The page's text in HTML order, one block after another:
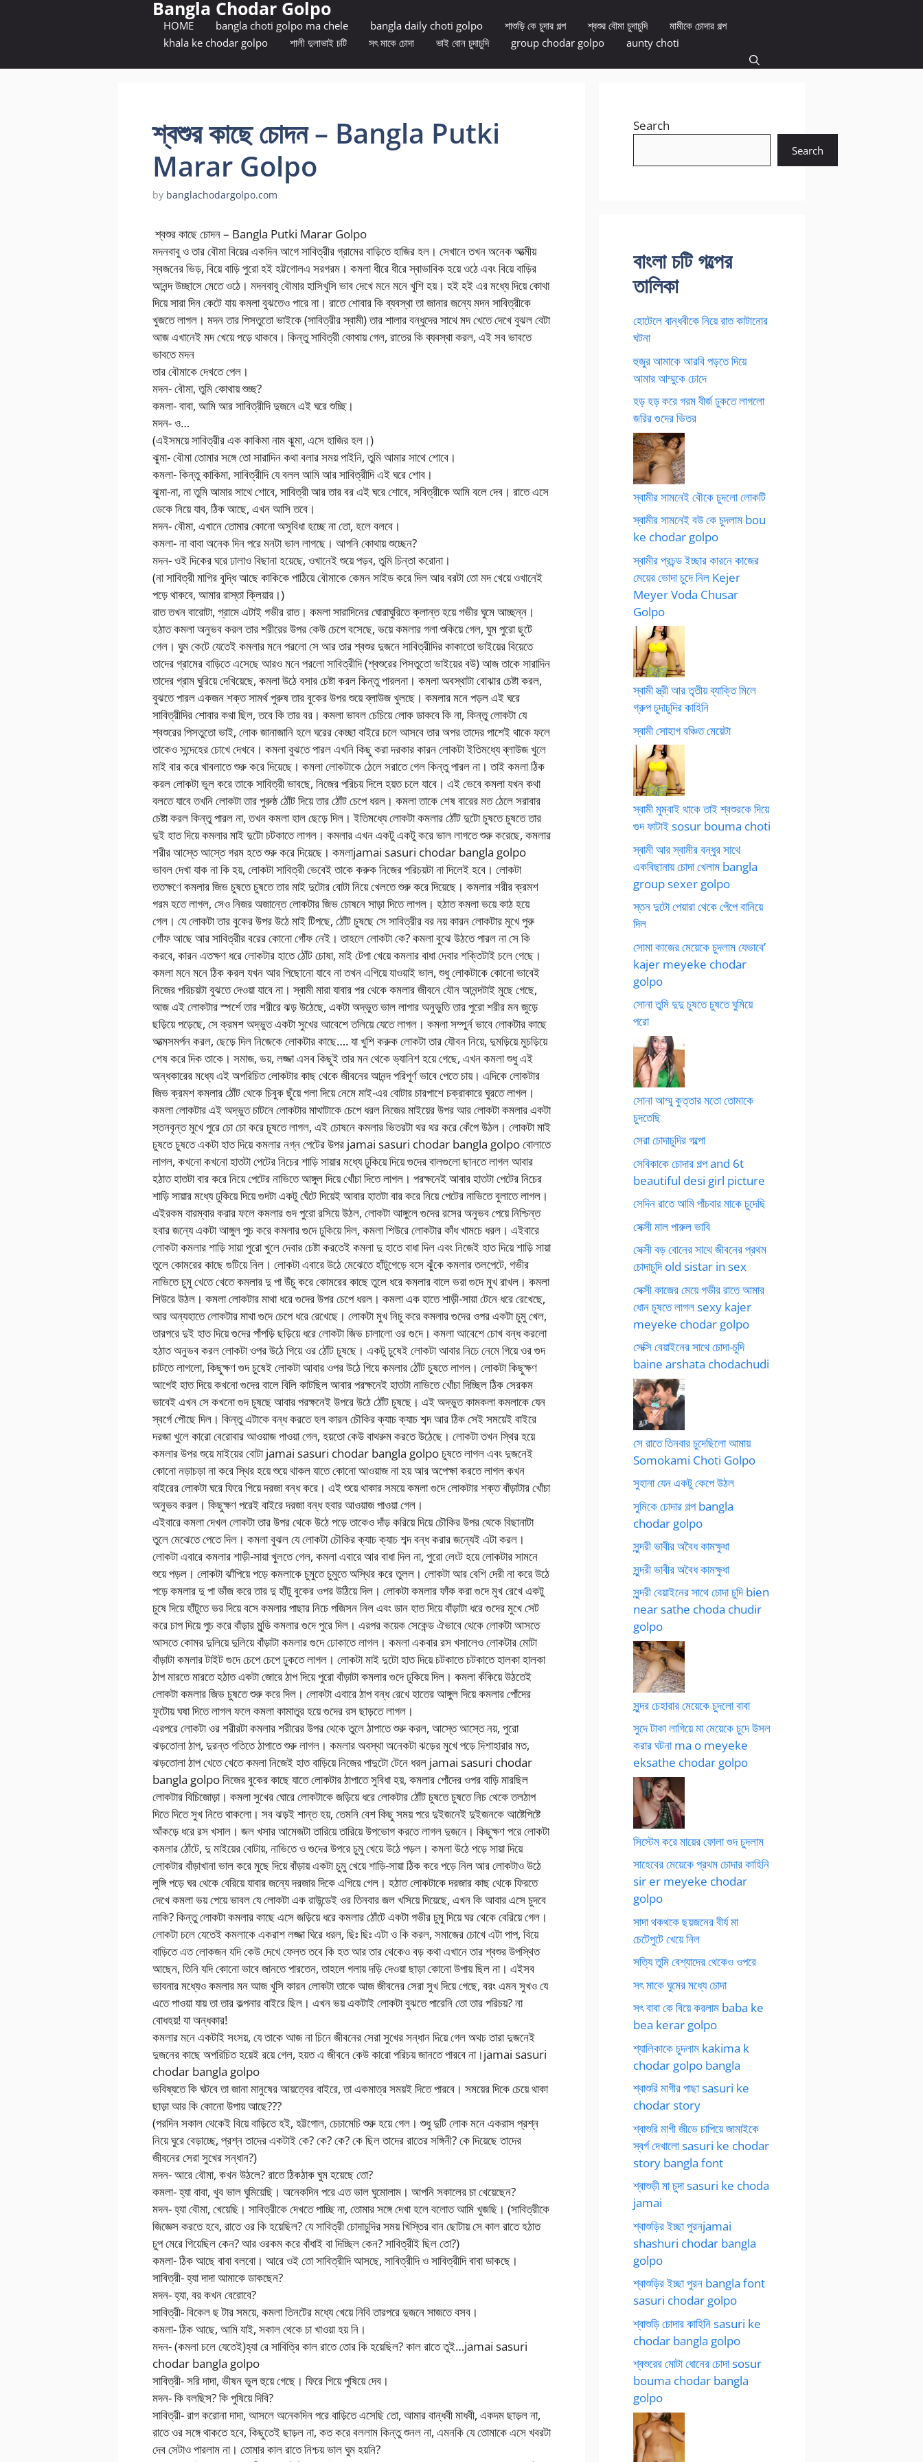
Bangla Chodar Golpo
HOME bangla choti golpo ma chele bangla daily choti golpo শাশুড়ি কে চুদার গল্প শ্বশুর বৌমা চুদাচুদি
মামীকে চোদার গল্প
khala ke chodar golpo
শালী দুলাভাই চটি সৎ মাকে চোদা ভাই বোন চুদাচুদি group chodar golpo aunty choti
শ্বশুর কাছে চোদন – Bangla Putki
Marar Golpo
by banglachodargolpo.com
শ্বশুর কাছে চোদন – Bangla Putki Marar Golpo
মদনবাবু ও তার বৌমা বিয়ের একদিন আগে সাবিত্রীর গ্রামের বাড়িতে হাজির হল। সেখানে তখন অনেক আত্মীয়
স্বজনের ভিড়, বিয়ে বাড়ি পুরো হই হট্টগোলএ সরগরম। কমলা ধীরে ধীরে স্বাভাবিক হয়ে ওঠে এবং বিয়ে বাড়ির
আনন্দ উচ্ছাসে মেতে ওঠে। মদনবাবু বৌমার হাসিখুসি ভাব দেখে মনে মনে খুশি হয়। হই হই এর মধ্যে দিয়ে কোথা
দিয়ে সারা দিন কেটে যায় কমলা বুঝতেও পারে না। রাতে শোবার কি ব্যবস্থা তা জানার জন্যে মদন সাবিত্রীকে
খুজতে লাগল। মদন তার পিসতুতো ভাইকে (সাবিত্রীর স্বামী) তার শালার বন্ধুদের সাথে মদ খেতে দেখে বুঝল বেটা
আজ এখানেই মদ খেয়ে পড়ে থাকবে। কিন্তু সাবিত্রী কোথায় গেল, রাতের কি ব্যবস্থা করল, এই সব ভাবতে
ভাবতে মদন
তার বৌমাকে দেখতে পেল।
মদন- বৌমা, তুমি কোথায় শুচ্ছ?
কমলা- বাবা, আমি আর সাবিত্রীদি দুজনে এই ঘরে শুচ্ছি।
মদন- ও…
(এইসময়ে সাবিত্রীর এক কাকিমা নাম ঝুমা, এসে হাজির হল।)
ঝুমা- বৌমা তোমার সঙ্গে তো সারাদিন কথা বলার সময় পাইনি, তুমি আমার সাথে শোবে।
কমলা- কিন্তু কাকিমা, সাবিত্রীদি যে বলল আমি আর সাবিত্রীদি এই ঘরে শোব।
ঝুমা-না, না তুমি আমার সাথে শোবে, সাবিত্রী আর তার বর এই ঘরে শোবে, সবিত্রীকে আমি বলে দেব। রাতে এসে
ডেকে নিয়ে যাব, ঠিক আছে, এখন আসি তবে।
মদন- বৌমা, এখানে তোমার কোনো অসুবিধা হচ্ছে না তো, হলে বলবে।
কমলা- না বাবা অনেক দিন পরে মনটা ভাল লাগছে। আপনি কোথায় শুচ্ছেন?
মদন- ওই দিকের ঘরে ঢালাও বিছানা হয়েছে, ওখানেই শুয়ে পড়ব, তুমি চিন্তা করোনা।
(না সাবিত্রী মাগির বুদ্ধি আছে কাকিকে পাঠিয়ে বৌমাকে কেমন সাইড করে দিল আর বরটা তো মদ খেয়ে ওখানেই
পড়ে থাকবে, আমার রাস্তা ক্লিয়ার।)
রাত তখন বারোটা, গ্রামে এটাই গভীর রাত। কমলা সারাদিনের ঘোরাঘুরিতে ক্লান্ত হয়ে গভীর ঘুমে আচ্ছন্ন।
হঠাত কমলা অনুভব করল তার শরীরের উপর কেউ চেপে বসেছে, ভয়ে কমলার গলা শুকিয়ে গেল, ঘুম পুরো ছুটে
গেল। ঘুম কেটে যেতেই কমলার মনে পরলো সে আর তার শ্বশুর দুজনে সাবিত্রীদির কাকাতো ভাইয়ের বিয়েতে
তাদের গ্রামের বাড়িতে এসেছে আরও মনে পরলো সাবিত্রীদি (শ্বশুরের পিসতুতো ভাইয়ের বউ) আজ তাকে সারাদিন
তাদের গ্রাম ঘুরিয়ে দেখিয়েছে, কমলা উঠে বসার চেষ্টা করল কিন্তু পারলনা। কমলা অবস্থাটা বোঝার চেষ্টা করল,
বুঝতে পারল একজন শক্ত সামর্থ পুরুষ তার বুকের উপর শুয়ে ব্লাউজ খুলছে। কমলার মনে পড়ল এই ঘরে
সাবিত্রীদির শোবার কথা ছিল, তবে কি তার বর। কমলা ভাবল চেচিয়ে লোক ডাকবে কি না, কিন্তু লোকটা যে
শ্বশুরের পিসতুতো ভাই, লোক জানাজানি হলে ঘরের কেচ্ছা বাইরে চলে আসবে তার অপর তাদের পাশেই থাকে ফলে
তাকেও সন্দেহের চোখে দেখবে। কমলা বুঝতে পারল এখনি কিছু করা দরকার কারন লোকটা ইতিমধ্যে ব্লাউজ খুলে
মাই বার করে খাবলাতে শুরু করে দিয়েছে। কমলা লোকটাকে ঠেলে সরাতে গেল কিন্তু পারল না। তাই কমলা ঠিক
করল লোকটা ভুল করে তাকে সাবিত্রী ভাবছে, নিজের পরিচয় দিলে হয়ত চলে যাবে। এই ভেবে কমলা যখন কথা
বলতে যাবে তখনি লোকটা তার পুরুষ্ঠ ঠোঁট দিয়ে তার ঠোঁট চেপে ধরল। কমলা তাকে শেষ বারের মত ঠেলে সরাবার
চেষ্টা করল কিন্তু পারল না, তখন কমলা হাল ছেড়ে দিল। ইতিমধ্যে লোকটা কমলার ঠোঁট দুটো চুষতে চুষতে তার
দুই হাত দিয়ে কমলার মাই দুটো চটকাতে লাগল। কমলার এখন একটু একটু করে ভাল লাগতে শুরু করেছে, কমলার
শরীর আস্তে আস্তে গরম হতে শুরু করে দিয়েছে। কমলাjamai sasuri chodar bangla golpo
ভাবল দেখা যাক না কি হয়, লোকটা সাবিত্রী ভেবেই তাকে করুক নিজের পরিচয়টা না দিলেই হবে। লোকটা
ততক্ষণে কমলার জিভ চুষতে চুষতে তার মাই দুটোর বোটা নিয়ে খেলতে শুরু করে দিয়েছে। কমলার শরীর ক্রমশ
গরম হতে লাগল, সেও নিজর অজান্তে লোকটার জিভ চোষনে সাড়া দিতে লাগল। হঠাত কমলা ভয়ে কাঠ হয়ে
গেল। যে লোকটা তার বুকের উপর উঠে মাই টিপছে, ঠোঁট চুষছে সে সাবিত্রীর বর নয় কারন লোকটার মুখে পুরু
গোঁফ আছে আর সাবিত্রীর বরের কোনো গোঁফ নেই। তাহলে লোকটা কে? কমলা বুঝে উঠতে পারল না সে কি
করবে, কারন এতক্ষণ ধরে লোকটার হাতে ঠোঁট চোষা, মাই টেপা খেয়ে কমলার বাধা দেবার শক্তিটাই চলে গেছে।
কমলা মনে মনে ঠিক করল যখন আর পিছোনো যাবে না তখন এগিয়ে যাওয়াই ভাল, শুধু লোকটাকে কোনো ভাবেই
নিজের পরিচয়টা বুঝতে দেওয়া যাবে না। স্বামী মারা যাবার পর থেকে কমলার জীবনে যৌন আনন্দটাই মুছে গেছে,
আজ এই লোকটার স্পর্শে তার শরীরে ঝড় উঠেছে, একটা অদ্ভুত ভাল লাগার অনুভুতি তার পুরো শরীর মন জুড়ে
ছড়িয়ে পড়েছে, সে ক্রমশ অদ্ভুত একটা সুখের আবেশে তলিয়ে যেতে লাগল। কমলা সম্পুর্ন ভাবে লোকটার কাছে
আত্মসমর্পন করল, ছেড়ে দিল নিজেকে লোকটার কাছে…. যা খুশি করুক লোকটা তার যৌবন নিয়ে, দুমড়িয়ে মুচড়িয়ে
শেষ করে দিক তাকে। সমাজ, ভয়, লজ্জা এসব কিছুই তার মন থেকে ভ্যানিশ হয়ে গেছে, এখন কমলা শুধু এই
অন্ধকারের মধ্যে এই অপরিচিত লোকটার কাছ থেকে জীবনের আনন্দ পরিপূর্ণ ভাবে পেতে চায়। এদিকে লোকটার
জিভ ক্রমশ কমলার ঠোঁট থেকে চিবুক ছুঁয়ে গলা দিয়ে নেমে মাই-এর বোটার চারপাশে চক্রাকারে ঘুরতে লাগল।
কমলা লোকটার এই অদ্ভুত চাটনে লোকটার মাথাটাকে চেপে ধরল নিজের মাইয়ের উপর আর লোকটা কমলার একটা
স্তনবৃন্ত মুখে পুরে চো চো করে চুষতে লাগল, এই চোষনে কমলার ভিতরটা থর থর করে কেঁপে উঠল। লোকটা মাই
চুষতে চুষতে একটা হাত দিয়ে কমলার নগ্ন পেটের উপর jamai sasuri chodar bangla golpo বোলাতে
লাগল, কখনো কখনো হাতটা পেটের নিচের শাড়ি সায়ার মধ্যে ঢুকিয়ে দিয়ে গুদের বালগুলো ছানতে লাগল আবার
হঠাত হাতটা বার করে নিয়ে পেটের নাভিতে আঙ্গুল দিয়ে খোঁচা দিতে লাগল। পরক্ষনেই আবার হাতটা পেটের নিচের
শাড়ি সায়ার মধ্যে ঢুকিয়ে দিয়ে গুদটা একটু ঘেঁটে দিয়েই আবার হাতটা বার করে নিয়ে পেটের নাভিতে বুলাতে লাগল।
এইরকম বারম্বার করার ফলে কমলার গুদ পুরো রসিয়ে উঠল, লোকটা আঙ্গুলে গুদের রসের অনুভব পেয়ে নিশ্চিন্ত
হবার জন্যে একটা আঙ্গুল পুচ করে কমলার গুদে ঢুকিয়ে দিল, কমলা শিউরে লোকটার কাঁধ খামচে ধরল। এইবারে
লোকটা কমলার শাড়ি সায়া পুরো খুলে দেবার চেষ্টা করতেই কমলা দু হাতে বাধা দিল এবং নিজেই হাত দিয়ে শাড়ি সায়া
তুলে কোমরের কাছে গুটিয়ে নিল। লোকটা এবারে উঠে মেঝেতে হাঁটুগেড়ে বসে ঝুঁকে কমলার তলপেটে, গভীর
নাভিতে চুমু খেতে খেতে কমলার দু পা উঁচু করে কোমরের কাছে তুলে ধরে কমলার বালে ভরা গুদে মুখ রাখল। কমলা
শিউরে উঠল। কমলা লোকটার মাথা ধরে গুদের উপর চেপে ধরল। কমলা এক হাতে শাড়ী-সায়া টেনে ধরে রেখেছে,
আর অন্যহাতে লোকটার মাথা গুদে চেপে ধরে রেখেছে। লোকটা মুখ নিচু করে কমলার গুদের ওপর একটা চুমু খেল,
তারপরে দুই হাত দিয়ে গুদের পাঁপড়ি ছড়িয়ে ধরে লোকটা জিভ চালালো ওর গুদে। কমলা আবেশে চোখ বন্ধ করলো
হঠাত অনুভব করল লোকটা ওপর উঠে গিয়ে ওর ঠোঁট চুষছে। একটু চুষেই লোকটা আবার নিচে নেমে গিয়ে ওর গুদ
চাটতে লাগলো, কিছুক্ষণ গুদ চুষেই লোকটা আবার ওপর উঠে গিয়ে কমলার ঠোঁট চুষতে লাগল। লোকটা কিছুক্ষণ
আগেই হাত দিয়ে কখনো গুদের বালে বিলি কাটছিল আবার পরক্ষনেই হাতটা নাভিতে খোঁচা দিচ্ছিল ঠিক সেরকম
ভাবেই এখন সে কখনো গুদ চুষছে আবার পরক্ষনেই উপরে উঠে ঠোঁট চুষছে। এই অদ্ভুত কামকলা কমলাকে যেন
স্বর্গে পৌছে দিল। কিন্তু এটাকে বন্ধ করতে হল কারন চৌকির ক্যাচ ক্যাচ শব্দ আর ঠিক সেই সময়েই বাইরে
দরজা খুলে কারো বেরোবার আওয়াজ পাওয়া গেল, হয়তো কেউ বাথরুম করতে উঠেছে। লোকটা তখন স্থির হয়ে
কমলার উপর শুয়ে মাইয়ের বোটা jamai sasuri chodar bangla golpo চুষতে লাগল এবং দুজনেই
কোনো নড়াচড়া না করে স্থির হয়ে শুয়ে থাকল যাতে কোনো আওয়াজ না হয় আর অপেক্ষা করতে লাগল কখন
বাইরের লোকটা ঘরে ফিরে গিয়ে দরজা বন্ধ করে। এই শুয়ে থাকার সময়ে কমলা গুদে লোকটার শক্ত বাঁড়াটার খোঁচা
অনুভব করল। কিছুক্ষণ পরেই বাইরে দরজা বন্ধ হবার আওয়াজ পাওয়া গেল।
এইবারে কমলা দেখল লোকটা তার উপর থেকে উঠে পড়ে তাকেও দাঁড় করিয়ে দিয়ে চৌকির উপর থেকে বিছানাটা
তুলে মেঝেতে পেতে দিল। কমলা বুঝল যে লোকটা চৌকির ক্যাচ ক্যাচ শব্দ বন্ধ করার জন্যেই এটা করল।
লোকটা এবারে কমলার শাড়ী-সায়া খুলতে গেল, কমলা এবারে আর বাধা দিল না, পুরো লেংট হয়ে লোকটার সামনে
শুয়ে পড়ল। লোকটা ঝাঁপিয়ে পড়ে কমলাকে চুমুতে চুমুতে অস্থির করে তুলল। লোকটা আর বেশি দেরী না করে উঠে
পড়ে কমলার দু পা ভাঁজ করে তার দু হাঁটু বুকের ওপর উঠিয়ে দিল। লোকটা কমলার ফাঁক করা গুদে মুখ রেখে একটু
চুষে দিয়ে হাঁটুতে ভর দিয়ে বসে কমলার পাছার নিচে পজিসন নিল এবং ডান হাত দিয়ে বাঁড়াটা ধরে গুদের মুখে সেট
করে চাপ দিয়ে পুচ করে বাঁড়ার মুন্ডি কমলার গুদে পুরে দিল। এরপর কয়েক সেকেন্ড ঐভাবে থেকে লোকটা আসতে
আসতে কোমর দুলিয়ে দুলিয়ে বাঁড়াটা কমলার গুদে ঢোকাতে লাগল। কমলা একবার রস খসালেও লোকটার মোটা
বাঁড়াটা কমলার টাইট গুদে চেপে চেপে ঢুকতে লাগল। লোকটা মাই দুটো হাত দিয়ে চটকাতে চটকাতে হালকা হালকা
ঠাপ মারতে মারতে হঠাত একটা জোরে ঠাপ দিয়ে পুরো বাঁড়াটা কমলার গুদে ঢুকিয়ে দিল। কমলা কঁকিয়ে উঠতেই
লোকটা কমলার জিভ চুষতে শুরু করে দিল। লোকটা এবারে ঠাপ বন্ধ রেখে হাতের আঙ্গুল দিয়ে কমলার পোঁদের
ফুটোয় ঘষা দিতে লাগল ফলে কমলা কামাতুর হয়ে গুদের রস ছাড়তে লাগল।
এরপরে লোকটা ওর শরীরটা কমলার শরীরের উপর থেকে তুলে ঠাপাতে শুরু করল, আস্তে আস্তে নয়, পুরো
ঝড়তোলা ঠাপ, দুরন্ত গতিতে ঠাপাতে শুরু লাগল। কমলার অবস্থা অনেকটা ঝড়ের মুখে পড়ে দিশাহারার মত,
ঝড়তোলা ঠাপ খেতে খেতে কমলা নিজেই হাত বাড়িয়ে নিজের পাদুটো টেনে ধরল jamai sasuri chodar
bangla golpo নিজের বুকের কাছে যাতে লোকটার ঠাপাতে সুবিধা হয়, কমলার পোঁদের ওপর বাড়ি মারছিল
লোকটার বিচিজোড়া। কমলা সুখের ঘোরে লোকটাকে জড়িয়ে ধরে লোকটার ঠোঁট চুষতে চুষতে নিচ থেকে তলঠাপ
দিতে দিতে সুখ নিতে থাকলো। সব ঝড়ই শান্ত হয়, তেমনি বেশ কিছু সময় পরে দুইজনেই দুইজনকে আষ্টেপিষ্টে
আঁকড়ে ধরে রস খসাল। জল খসার আমেজটা তারিয়ে তারিয়ে উপভোগ করতে লাগল দুজনে। কিছুক্ষণ পরে লোকটা
কমলার ঠোঁটে, দু মাইয়ের বোটায়, নাভিতে ও গুদের উপরে চুমু খেয়ে উঠে পড়ল। কমলা উঠে পড়ে সায়া দিয়ে
লোকটার বাঁড়াখানা ভাল করে মুছে দিয়ে বাঁড়ায় একটা চুমু খেয়ে শাড়ি-সায়া ঠিক করে পড়ে নিল আর লোকটাও উঠে
লুঙ্গি পড়ে ঘর থেকে বেরিয়ে যাবার জন্যে দরজার দিকে এগিয়ে গেল। হঠাত লোকটাকে দরজার কাছ থেকে ফিরতে
দেখে কমলা ভয় পেয়ে ভাবল যে লোকটা এক রাউন্ডেই ওর তিনবার জল খসিয়ে দিয়েছে, এখন কি আবার এসে চুদবে
নাকি? কিন্তু লোকটা কমলার কাছে এসে জড়িয়ে ধরে কমলার ঠোঁটে একটা গভীর চুমু দিয়ে ঘর থেকে বেরিয়ে গেল।
লোকটা চলে যেতেই কমলাকে একরাশ লজ্জা ঘিরে ধরল, ছিঃ ছিঃ এটা ও কি করল, সমাজের চোখে এটা পাপ, বিয়ে
বাড়িতে এত লোকজন যদি কেউ দেখে ফেলত তবে কি হত আর তার থেকেও বড় কথা এখানে তার শ্বশুর উপস্থিত
আছেন, তিনি যদি কোনো ভাবে জানতে পারতেন, তাহলে গলায় দড়ি দেওয়া ছাড়া কোনো উপায় ছিল না। এইসব
ভাবনার মধ্যেও কমলার মন আজ খুসি কারন লোকটা তাকে আজ জীবনের সেরা সুখ দিয়ে গেছে, বরং এমন সুখও যে
এতে পাওয়া যায় তা তার কল্পনার বাইরে ছিল। এখন ভয় একটাই লোকটা বুঝতে পারেনি তো তার পরিচয়? না
বোধহয়! যা অন্ধকার!
কমলার মনে একটাই সংসয়, যে তাকে আজ না চিনে জীবনের সেরা সুখের সন্ধান দিয়ে গেল অথচ তারা দুজনেই
দুজনের কাছে অপরিচিত হয়েই রয়ে গেল, হয়ত এ জীবনে কেউ কারো পরিচয় জানতে পারবে না।jamai sasuri
chodar bangla golpo
ভবিষ্যতে কি ঘটবে তা জানা মানুষের আয়ত্বের বাইরে, তা একমাত্র সময়ই দিতে পারবে। সময়ের দিকে চেয়ে থাকা
ছাড়া আর কি কোনো উপায় আছে???
(পরদিন সকাল থেকেই বিয়ে বাড়িতে হই, হট্টগোল, চেচামেচি শুরু হয়ে গেল। শুধু দুটি লোক মনে একরাস প্রশ্ন
নিয়ে ঘুরে বেড়াচ্ছে, প্রশ্ন তাদের একটাই কে? কে? কে? কে ছিল তাদের রাতের সঙ্গিনী? কে দিয়েছে তাদের
জীবনের সেরা সুখের সন্ধান?)
মদন- আরে বৌমা, কখন উঠলে? রাতে ঠিকঠাক ঘুম হয়েছে তো?
কমলা- হ্যা বাবা, খুব ভাল ঘুমিয়েছি। অনেকদিন পরে এত ভাল ঘুমোলাম। আপনি সকালের চা খেয়েছেন?
মদন- হ্যা বৌমা, খেয়েছি। সাবিত্রীকে দেখতে পাচ্ছি না, তোমার সঙ্গে দেখা হলে বলোত আমি খুজছি। (সাবিত্রীকে
জিজ্ঞেস করতে হবে, রাতে ওর কি হয়েছিল? যে সাবিত্রী চোদাচুদির সময় খিস্তির বান ছোটায় সে কাল রাতে হঠাত
চুপ মেরে গিয়েছিল কেন? আর ওরকম করে বাঁধাই বা দিচ্ছিল কেন? সাবিত্রীই ছিল তো?)
কমলা- ঠিক আছে বাবা বলবো। আরে ওই তো সাবিত্রীদি আসছে, সাবিত্রীদি ও সাবিত্রীদি বাবা ডাকছে।
সাবিত্রী- হ্যা দাদা আমাকে ডাকছেন?
মদন- হ্যা, বর কখন বেরোবে?
সাবিত্রী- বিকেল ছ টার সময়ে, কমলা তিনটের মধ্যে খেয়ে নিবি তারপরে দুজনে সাজতে বসব।
কমলা- ঠিক আছে, আমি যাই, সকাল থেকে চা খাওয়া হয় নি।
মদন- (কমলা চলে যেতেই)হ্যা রে সাবিত্রি কাল রাতে তোর কি হয়েছিল? কাল রাতে তুই…jamai sasuri
chodar bangla golpo
সাবিত্রী- সরি দাদা, ভীষন ভুল হুয়ে গেছে। ফিরে গিয়ে পুষিয়ে দেব।
মদন- কি বলছিস? কি পুষিয়ে দিবি?
সাবিত্রী- রাগ করোনা দাদা, আসলে অনেকদিন পরে বাড়িতে এসেছি তো, আমার বান্ধবী মাধবী, একদম ছাড়ল না,
রাতে ওর সঙ্গে থাকতে হবে, কিছুতেই ছাড়ল না, কত করে বললাম কিন্তু শুনল না, এমনকি যে তোমাকে এসে খবরটা
দেব সেটাও পারলাম না। তোমার কাল রাতে নিশ্চয় ভাল ঘুম হয়নি?
Search
Search
বাংলা চটি গল্পের
তালিকা
হোটেলে বান্ধবীকে নিয়ে রাত কাটানোর
ঘটনা
হুজুর আমাকে আরবি পড়তে দিয়ে
আমার আম্মুকে চোদে
হড় হড় করে গরম বীর্জ ঢুকতে লাগলো
জরির গুদের ভিতর
স্বামীর সামনেই বৌকে চুদলো লোকটি
স্বামীর সামনেই বউ কে চুদলাম bou
ke chodar golpo
স্বামীর প্রচন্ড ইচ্ছার কারনে কাজের
মেয়ের ভোদা চুদে নিল Kejer
Meyer Voda Chusar
Golpo
স্বামী স্ত্রী আর তৃতীয় ব্যাক্তি মিলে
গ্রুপ চুদাচুদির কাহিনি
স্বামী সোহাগ বঞ্চিত মেয়েটা
স্বামী মুম্বাই থাকে তাই শ্বশুরকে দিয়ে
গুদ ফাটাই sosur bouma choti
স্বামী আর স্বামীর বন্ধুর সাথে
একবিছানায় চোদা খেলাম bangla
group sexer golpo
স্তন দুটো পেয়ারা থেকে পেঁপে বানিয়ে
দিল
সোমা কাজের মেয়েকে চুদলাম যেভাবে’
kajer meyeke chodar
golpo
সোনা তুমি দুদু চুষতে চুষতে ঘুমিয়ে
পরো
সোনা আম্মু কুত্তার মতো তোমাকে
চুদতেছি
সেরা চোদাচুদির গল্পো
সেবিকাকে চোদার গল্প and 6t
beautiful desi girl picture
সেদিন রাতে আমি পাঁচবার মাকে চুদেছি
সেক্সী মাল পারুল ভাবি
সেক্সী বড় বোনের সাথে জীবনের প্রথম
চোদাচুদি old sistar in sex
সেক্সী কাজের মেয়ে গভীর রাতে আমার
ধোন চুষতে লাগল sexy kajer
meyeke chodar golpo
সেক্সি বেয়াইনের সাথে চোদা-চুদি
baine arshata chodachudi
সে রাতে তিনবার চুদেছিলো আমায়
Somokami Choti Golpo
সুহানা যেন একটু কেপে উঠল
সুমিকে চোদার গল্প bangla
chodar golpo
সুন্দরী ভাবীর অবৈধ কামক্ষুধা
সুন্দরী ভাবীর অবৈধ কামক্ষুধা
সুন্দরী বেয়াইনের সাথে চোদা চুদি bien
near sathe choda chudir
golpo
সুন্দর চেহারার মেয়েকে চুদলো বাবা
সুদে টাকা লাগিয়ে মা মেয়েকে চুদে উসল
করার ঘটনা ma o meyeke
eksathe chodar golpo
সিস্টেম করে মায়ের ফোলা গুদ চুদলাম
সাহেবের মেয়েকে প্রথম চোদার কাহিনি
sir er meyeke chodar
golpo
সাদা থকথকে ছয়জনের বীর্য মা
চেটেপুটে খেয়ে নিল
সত্যি তুমি বেশ্যাদের থেকেও ওপরে
সৎ মাকে ঘুমের মধ্যে চোদা
সৎ বাবা কে বিয়ে করলাম baba ke
bea kerar golpo
শ্যালিকাকে চুদলাম kakima k
chodar golpo bangla
শ্বাশুরি মাগীর পাছা sasuri ke
chodar story
শ্বাশুরি মাগী জীভে চাপিয়ে জামাইকে
স্বর্গ দেখালো sasuri ke chodar
story bangla font
শ্বাশুড়ী মা চুদা sasuri ke choda
jamai
শ্বাশুড়ির ইচ্ছা পুরনjamai
shashuri chodar bangla
golpo
শ্বাশুড়ির ইচ্ছা পুরন bangla font
sasuri chodar golpo
শ্বাশুড়ি চোদার কাহিনি sasuri ke
chodar bangla golpo
শ্বশুরের মোটা ধোনের চোদা sosur
bouma chodar bangla
golpo